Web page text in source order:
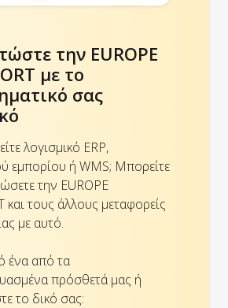
την EUROPE
με το
σας
λογισμικό ERP,
εμπορίου ή WMS; Μπορείτε
την EUROPE
και τους άλλους μεταφορείς
με αυτό.
ένα από τα
πρόσθετά μας ή
το δικό σας: